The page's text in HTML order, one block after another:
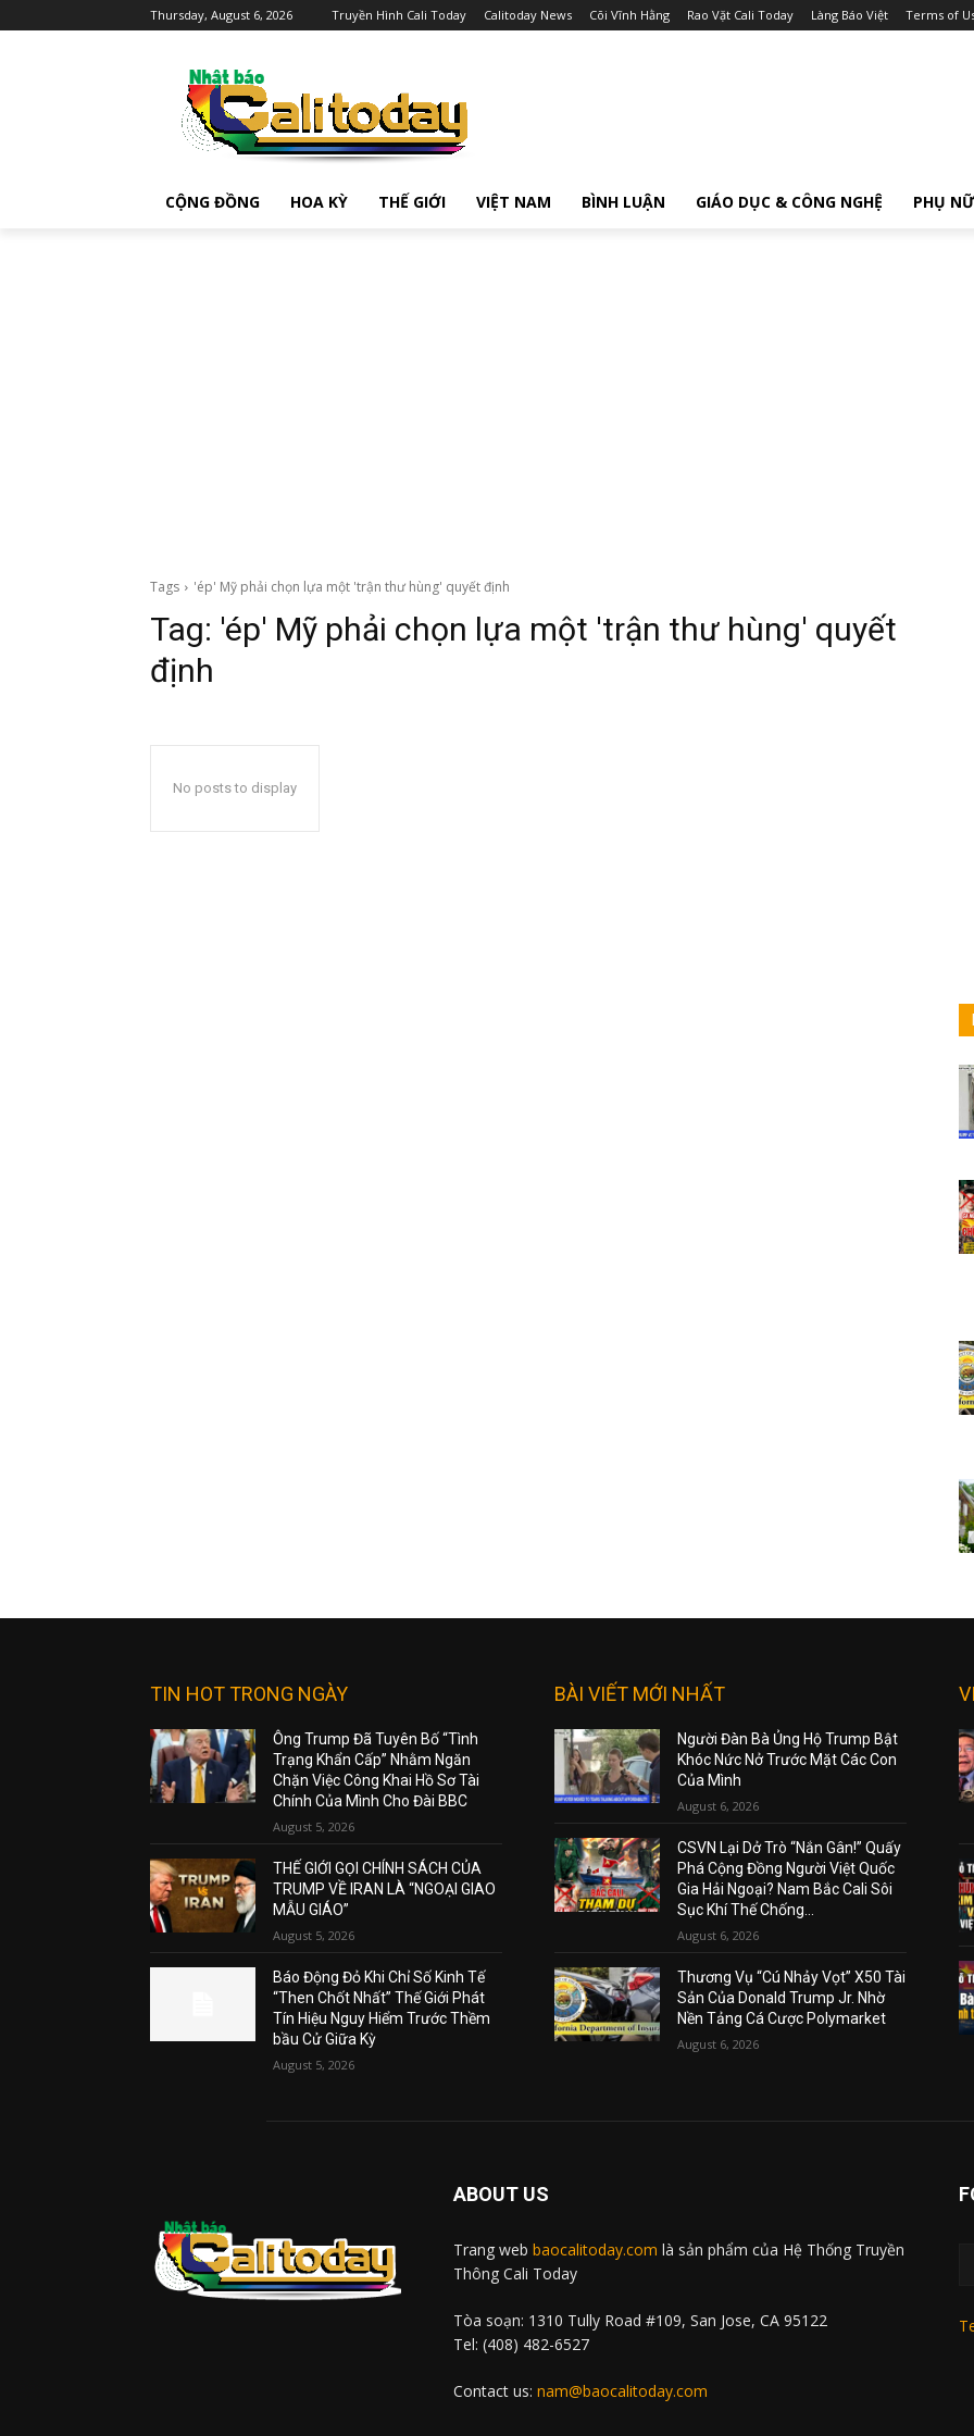
Thursday, August 6, 2026 Truyền Hình Cali Today Calitoday News Cõi Vĩnh Hằng Rao Vặt Cali Today Làng Báo Việt Terms of
CỘNG ĐỒNG HOA KỲ THẾ GIỚI VIỆT NAM BÌNH LUẬN GIÁO DỤC & CÔNG NGHỆ PHỤ NỮ
Tags 'ép' Mỹ phải chọn lựa một 'trận thư hùng' quyết định
Tag: 'ép' Mỹ phải chọn lựa một 'trận thư hùng' quyết
định
No posts to display
TIN HOT TRONG NGÀY
Ông Trump Đã Tuyên Bố “Tình
Trạng Khẩn Cấp” Nhằm Ngăn
Chặn Việc Công Khai Hồ Sơ Tài
Chính Của Mình Cho Đài BBC
August 5, 2026
THẾ GIỚI GỌI CHÍNH SÁCH CỦA
TRUMP VỀ IRAN LÀ “NGOẠI GIAO
MẪU GIÁO”
August 5, 2026
Báo Động Đỏ Khi Chỉ Số Kinh Tế
“Then Chốt Nhất” Thế Giới Phát
Tín Hiệu Nguy Hiểm Trước Thềm
bầu Cử Giữa Kỳ
August 5, 2026
BÀI VIẾT MỚI NHẤT
Người Đàn Bà Ủng Hộ Trump Bật
Khóc Nức Nở Trước Mặt Các Con
Của Mình
August 6, 2026
CSVN Lại Dở Trò “Nắn Gân!” Quấy
Phá Cộng Đồng Người Việt Quốc
Gia Hải Ngoại? Nam Bắc Cali Sôi
Sục Khí Thế Chống...
August 6, 2026
Thương Vụ “Cú Nhảy Vọt” X50 Tài
Sản Của Donald Trump Jr. Nhờ
Nền Tảng Cá Cược Polymarket
August 6, 2026
ABOUT US
Trang web baocalitoday.com là sản phẩm của Hệ Thống Truyền
Thông Cali Today
Tòa soạn: 1310 Tully Road #109, San Jose, CA 95122
Tel: (408) 482-6527
Contact us: nam@baocalitoday.com